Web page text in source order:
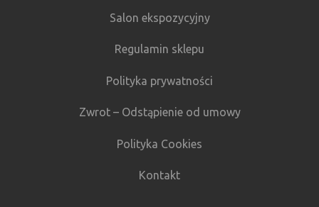
Salon ekspozycyjny
Regulamin sklepu
Polityka prywatności
Zwrot – Odstąpienie od umowy
Polityka Cookies
Kontakt